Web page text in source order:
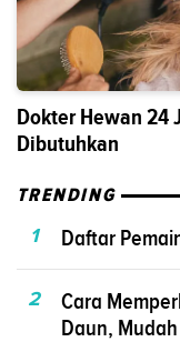
Dokter Hewan 24
Dibutuhkan
TRENDING
1
Daftar
2
Cara
Daun,